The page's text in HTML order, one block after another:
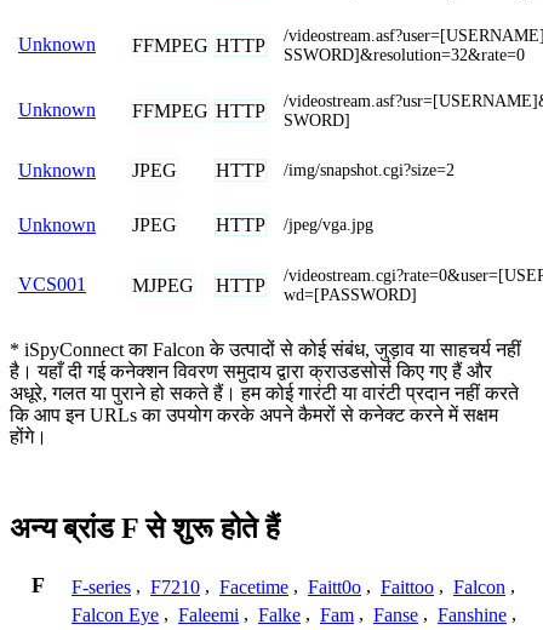
Unknown FFMPEG HTTP
/
SSWORD]&resolution=32&rate=0
Unknown FFMPEG HTTP
/
SWORD]
Unknown JPEG HTTP /img/snapshot.cgi?size=2
Unknown JPEG HTTP /jpeg/vga.jpg
VCS001 MJPEG HTTP
/
wd=[PASSWORD]
* iSpyConnect का Falcon के उत्पादों से कोई संबंध, जुड़ाव या साहचर्य नहीं
है। यहाँ दी गई कनेक्शन विवरण समुदाय द्वारा क्राउडसोर्स किए गए हैं और
अधूरे, गलत या पुराने हो सकते हैं। हम कोई गारंटी या वारंटी प्रदान नहीं करते
कि आप इन URLs का उपयोग करके अपने कैमरों से कनेक्ट करने में सक्षम
होंगे।
अन्य ब्रांड F से शुरू होते हैं
F F-series , F7210 , Facetime , Faitt0o , Faittoo , Falcon ,
Falcon Eye , Faleemi , Falke , Fam , Fanse , Fanshine ,